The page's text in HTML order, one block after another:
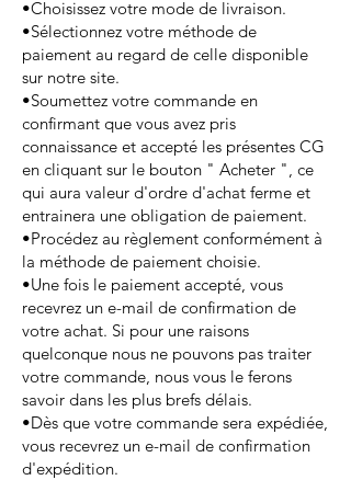
•Choisissez votre mode de livraison.
•Sélectionnez votre méthode de
paiement au regard de celle disponible
sur notre site.
•Soumettez votre commande en
confirmant que vous avez pris
connaissance et accepté les présentes CG
en cliquant sur le bouton " Acheter ", ce
qui aura valeur d'ordre d'achat ferme et
entrainera une obligation de paiement.
•Procédez au règlement conformément à
la méthode de paiement choisie.
•Une fois le paiement accepté, vous
recevrez un e-mail de confirmation de
votre achat. Si pour une raisons
quelconque nous ne pouvons pas traiter
votre commande, nous vous le ferons
savoir dans les plus brefs délais.
•Dès que votre commande sera expédiée,
vous recevrez un e-mail de confirmation
d'expédition.